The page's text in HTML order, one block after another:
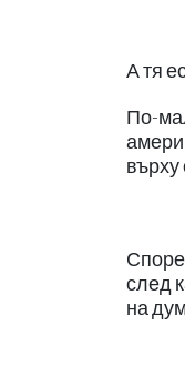
А тя
По-
върху
след
на